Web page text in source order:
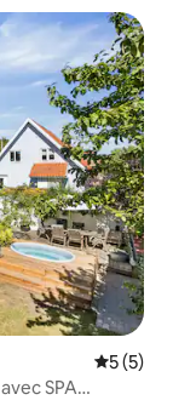
5 (5)
SPA